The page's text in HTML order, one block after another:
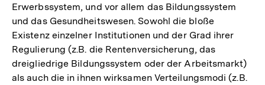
Erwerbssystem, und vor allem das Bildungssystem
und das Gesundheitswesen. Sowohl die bloße
Existenz einzelner Institutionen und der Grad ihrer
Regulierung (z.B. die Rentenversicherung, das
dreigliedrige Bildungssystem oder der Arbeitsmarkt)
als auch die in ihnen wirksamen Verteilungsmodi (z.B.